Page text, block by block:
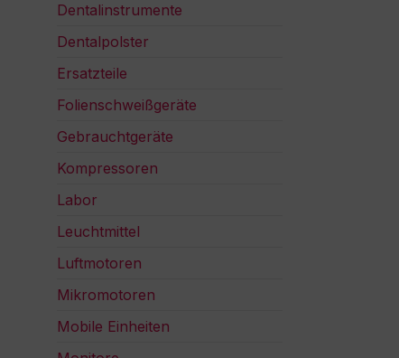
Dentalinstrumente
Dentalpolster
Ersatzteile
Folienschweißgeräte
Gebrauchtgeräte
Kompressoren
Labor
Leuchtmittel
Luftmotoren
Mikromotoren
Mobile Einheiten